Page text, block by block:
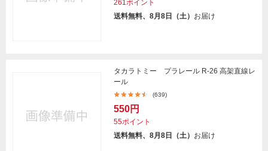
261ポイント
送料無料、8月8日（土） お届け
タカラトミー プラレール R-26 高架直線レ
ール
(639)
550円
55ポイント
送料無料、8月8日（土） お届け